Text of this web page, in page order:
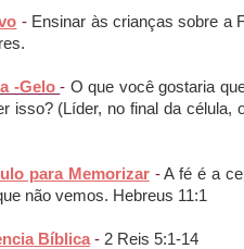
-Ensinar às crianças sobre a
-Gelo- O que você gostaria
isso? (Líder, no final da
para Memorizar-A fé é a
não vemos. Hebreus 11:1
Bíblica - 2 Reis 5:1-14